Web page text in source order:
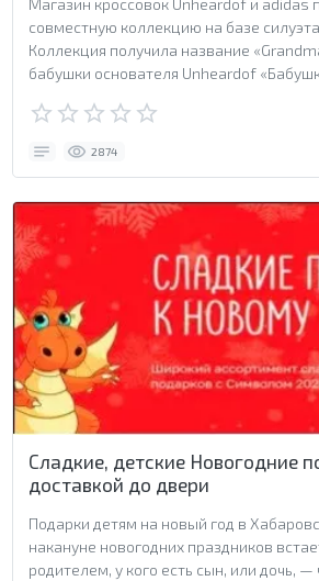
совместную коллекцию на базе
Коллекция получила название
бабушки основателя Unheardof
2874
Сладкие, детские Новогодние
доставкой до двери
Подарки детям на новый год в
накануне новогодних праздников
родителем, у кого есть сын, или дочь, —